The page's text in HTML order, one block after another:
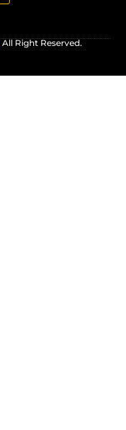
All Right Reserved.